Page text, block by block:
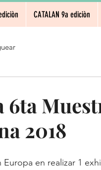
CATALAN 9a ediciòn
6ta
2018
en realizar 1